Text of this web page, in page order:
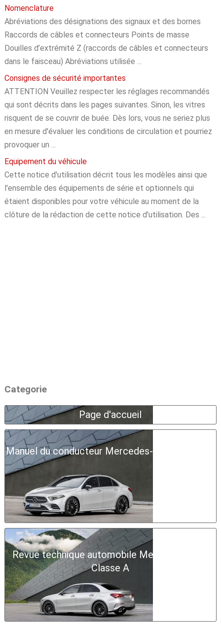
Nomenclature
Abréviations des désignations des signaux et des bornes
Raccords de câbles et connecteurs Points de masse
Douilles d’extrémité Z (raccords de câbles et connecteurs
dans le faisceau) Abréviations utilisée ...
Consignes de sécurité importantes
ATTENTION Veuillez respecter les réglages recommandés
qui sont décrits dans les pages suivantes. Sinon, les vitres
risquent de se couvrir de buée. Dès lors, vous ne seriez plus
en mesure d'évaluer les conditions de circulation et pourriez
provoquer un ...
Equipement du véhicule
Cette notice d'utilisation décrit tous les modèles ainsi que
l'ensemble des équipements de série et optionnels qui
étaient disponibles pour votre véhicule au moment de la
clôture de la rédaction de cette notice d'utilisation. Des ...
Categorie
Page d'accueil
Manuel du conducteur Mercedes-Benz Classe A
Revue technique automobile Mercedes-Benz
Classe A